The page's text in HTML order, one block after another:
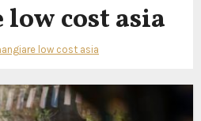
cost asia
low cost asia